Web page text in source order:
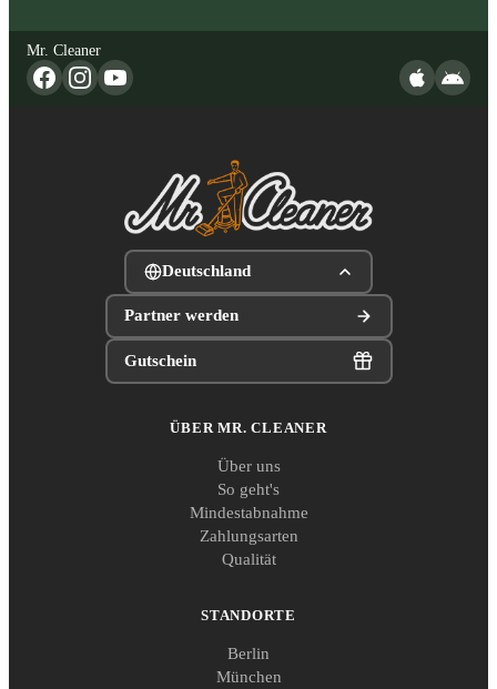
Mr. Cleaner
Deutschland
Partner werden
Gutschein
ÜBER MR. CLEANER
Über uns
So geht's
Mindestabnahme
Zahlungsarten
Qualität
STANDORTE
Berlin
München